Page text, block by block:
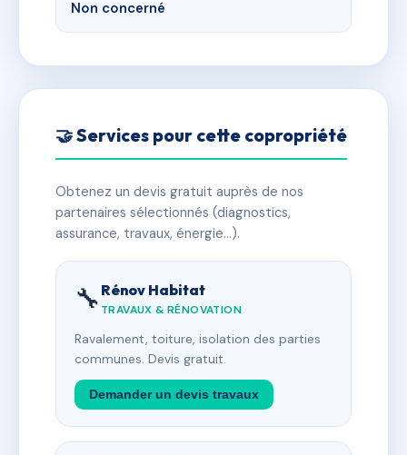
Non concerné
🤝 Services pour cette copropriété
Obtenez un devis gratuit auprès de nos
partenaires sélectionnés (diagnostics,
assurance, travaux, énergie…).
🔧 Rénov Habitat
TRAVAUX & RÉNOVATION
Ravalement, toiture, isolation des parties
communes. Devis gratuit.
Demander un devis travaux